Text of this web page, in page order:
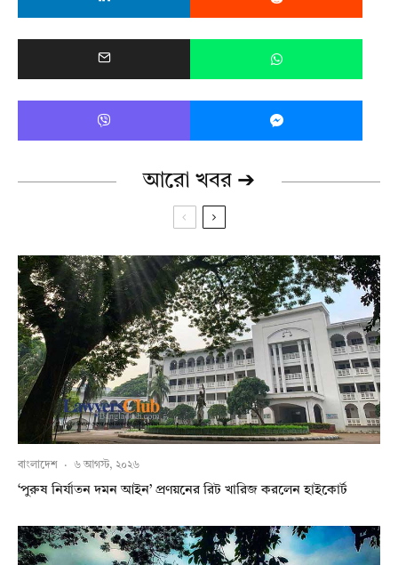
আরো খবর ➔
বাংলাদেশ · ৬ আগস্ট, ২০২৬
‘পুরুষ নির্যাতন দমন আইন’ প্রণয়নের রিট খারিজ করলেন হাইকোর্ট